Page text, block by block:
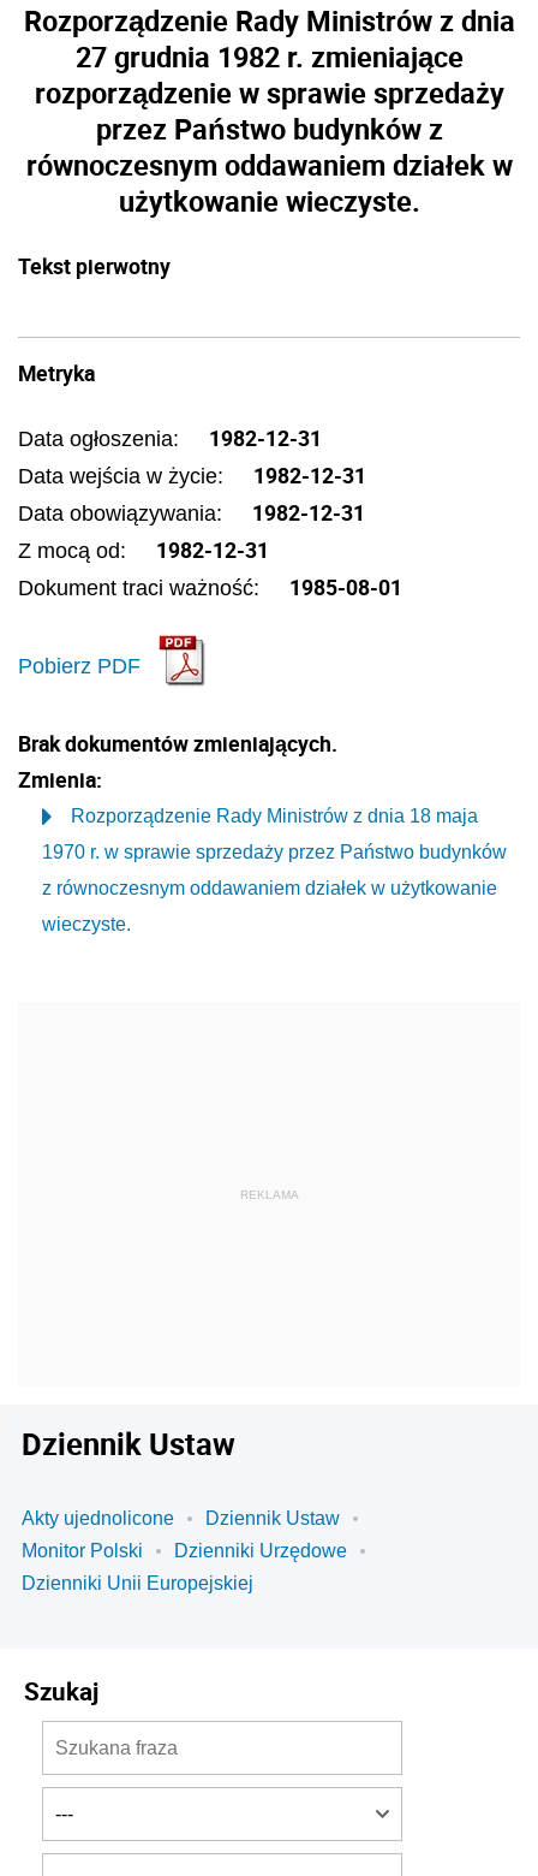
Rozporządzenie Rady Ministrów z dnia
27 grudnia 1982 r. zmieniające
rozporządzenie w sprawie sprzedaży
przez Państwo budynków z
równoczesnym oddawaniem działek w
użytkowanie wieczyste.
Tekst pierwotny
Metryka
Data ogłoszenia: 1982-12-31
Data wejścia w życie: 1982-12-31
Data obowiązywania: 1982-12-31
Z mocą od: 1982-12-31
Dokument traci ważność: 1985-08-01
Pobierz PDF
Brak dokumentów zmieniających.
Zmienia:
Rozporządzenie Rady Ministrów z dnia 18 maja
1970 r. w sprawie sprzedaży przez Państwo budynków
z równoczesnym oddawaniem działek w użytkowanie
wieczyste.
Dziennik Ustaw
Akty ujednolicone
Dziennik Ustaw
Monitor Polski
Dzienniki Urzędowe
Dzienniki Unii Europejskiej
Szukaj